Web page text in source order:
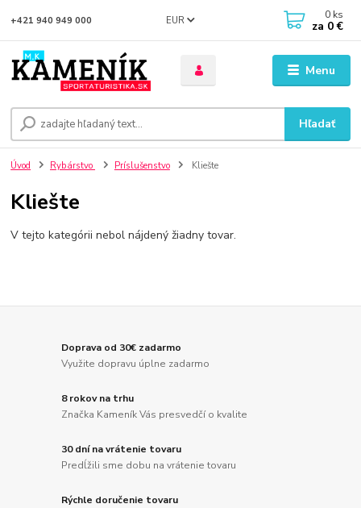
Menu
EUR
Hľadať
+421 940 949 000 0 ks
za 0 €
Úvod Rybárstvo Príslušenstvo Kliešte
Kliešte
V tejto kategórii nebol nájdený žiadny tovar.
Doprava od 30€ zadarmo
Využite dopravu úplne zadarmo
8 rokov na trhu
Značka Kameník Vás presvedčí o kvalite
30 dní na vrátenie tovaru
Predĺžili sme dobu na vrátenie tovaru
Rýchle doručenie tovaru